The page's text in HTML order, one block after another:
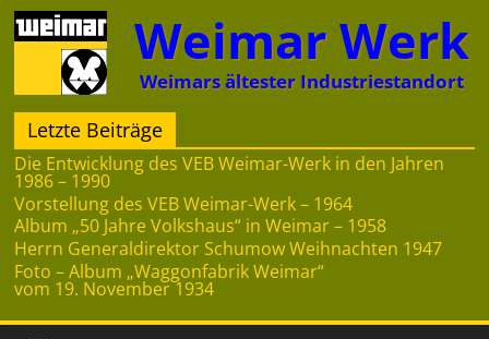
Zum
Inhalt
springen
Weimar Werk
Weimars ältester Industriestandort
Letzte Beiträge
Die Entwicklung des VEB Weimar-Werk in den Jahren
1986 – 1990
Vorstellung des VEB Weimar-Werk – 1964
Album „50 Jahre Volkshaus“ in Weimar – 1958
Herrn Generaldirektor Schumow Weihnachten 1947
Foto – Album „Waggonfabrik Weimar“
vom 19. November 1934